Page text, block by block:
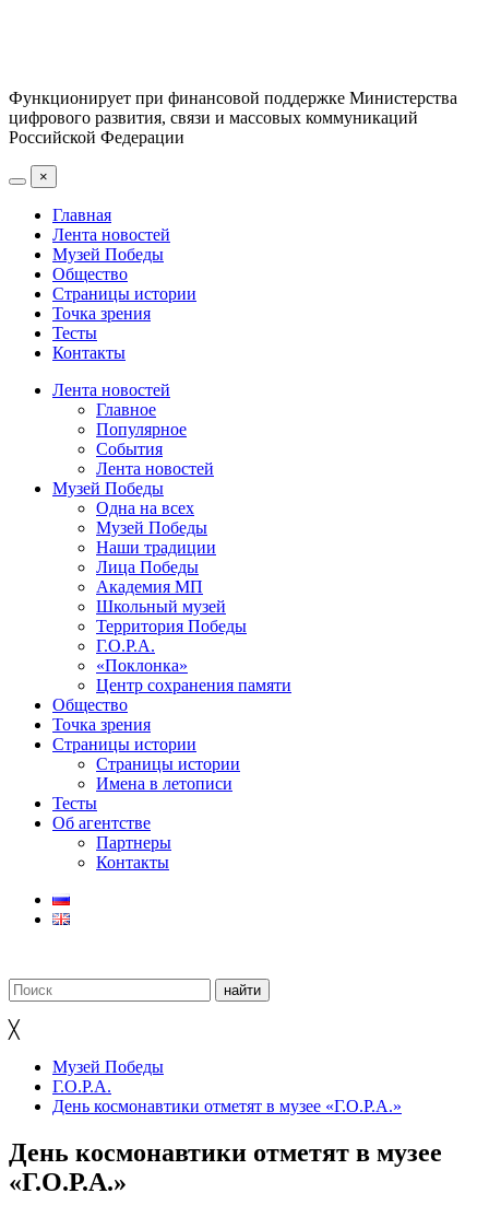
Функционирует при финансовой поддержке Министерства
цифрового развития, связи и массовых коммуникаций
Российской Федерации
×
Главная
Лента новостей
Музей Победы
Общество
Страницы истории
Точка зрения
Тесты
Контакты
Лента новостей
Главное
Популярное
События
Лента новостей
Музей Победы
Одна на всех
Музей Победы
Наши традиции
Лица Победы
Академия МП
Школьный музей
Территория Победы
Г.О.Р.А.
«Поклонка»
Центр сохранения памяти
Общество
Точка зрения
Страницы истории
Страницы истории
Имена в летописи
Тесты
Об агентстве
Партнеры
Контакты
╳
Музей Победы
Г.О.Р.А.
День космонавтики отметят в музее «Г.О.Р.А.»
День космонавтики отметят в музее
«Г.О.Р.А.»